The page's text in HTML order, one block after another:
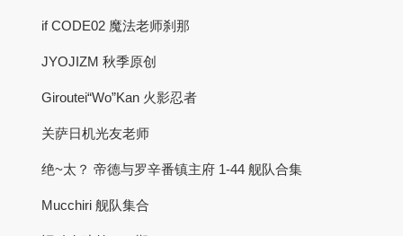
if CODE02 魔法老师刹那
JYOJIZM 秋季原创
Giroutei“Wo”Kan 火影忍者
关萨日机光友老师
绝~太？ 帝德与罗辛番镇主府 1-44 舰队合集
Mucchiri 舰队集合